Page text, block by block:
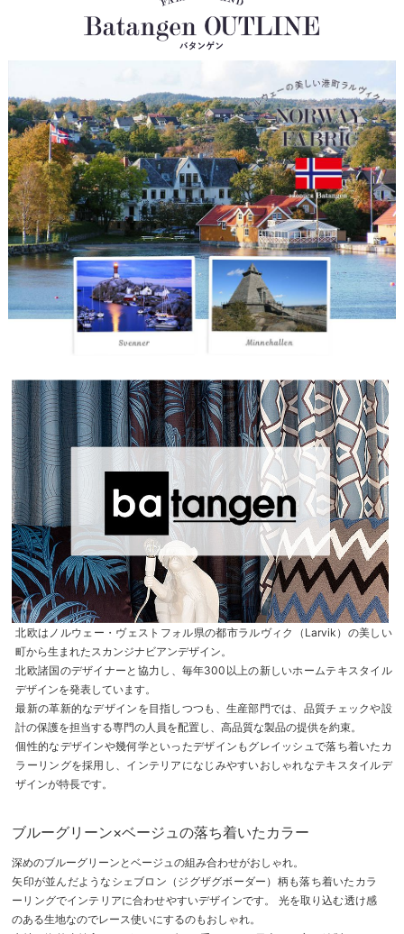
北欧はノルウェー・ヴェストフォル県の都市ラルヴィク（Larvik）の美しい
町から生まれたスカンジナビアンデザイン。
北欧諸国のデザイナーと協力し、毎年300以上の新しいホームテキスタイル
デザインを発表しています。
最新の革新的なデザインを目指しつつも、生産部門では、品質チェックや設
計の保護を担当する専門の人員を配置し、高品質な製品の提供を約束。
個性的なデザインや幾何学といったデザインもグレイッシュで落ち着いたカ
ラーリングを採用し、インテリアになじみやすいおしゃれなテキスタイルデ
ザインが特長です。
ブルーグリーン×ベージュの落ち着いたカラー
深めのブルーグリーンとベージュの組み合わせがおしゃれ。
矢印が並んだようなシェブロン（ジグザグボーダー）柄も落ち着いたカラ
ーリングでインテリアに合わせやすいデザインです。 光を取り込む透け感
のある生地なのでレース使いにするのもおしゃれ。